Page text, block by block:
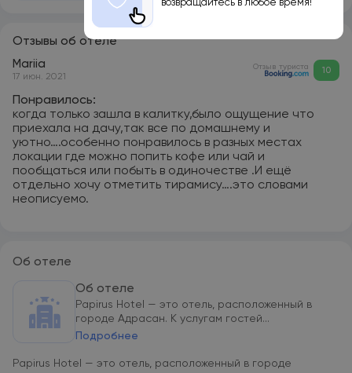
возвращайтесь в любое время!
Отзывы об отеле
Mariia
17 июн. 2021
Отзыв туриста 10
Понравилось:
когда только зашла в калитку,было ощущение что
приехала на дачу,так все по домашнему и
уютно….особенно понравилось в разных местах
локации где можно попить кофе или чай и
пообщаться или побыть в одиночестве .И ещё
отдельно хочу отметить тирамису….это словами
неописуемо.
Об отеле
Об отеле
Papirus Hotel — это отель, расположенный в
городе Адрасан. К услугам гостей...
Подробнее
Papirus Hotel — это отель, расположенный в городе